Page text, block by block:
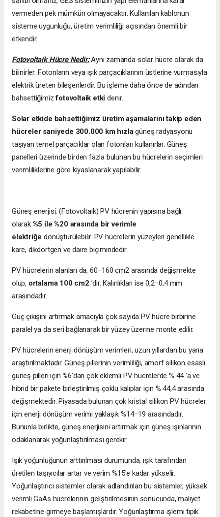
vermeden pek mümkün olmayacaktır. Kullanılan kablonun
sisteme uygunluğu, üretim verimliliği açısından önemli bir
etkendir.
Fotovoltaik Hücre Nedir:Aynı zamanda solar hücre olarak da
bilinirler. Fotonların veya ışık parçacıklarının üstlerine vurmasıyla
elektrik üreten bileşenlerdir. Bu işleme daha önce de adından
bahsettiğimizfotovoltaik etkidenir.
Solar etkide bahsettiğimiz üretim aşamalarını takip eden
hücreler saniyede 300.000 km hızlagüneş radyasyonu
taşıyan temel parçacıklar olan fotonları kullanırlar. Güneş
panelleri üzerinde birden fazla bulunan bu hücrelerin seçimleri
verimliliklerine göre kıyaslanarak yapılabilir.
Güneş enerjisi, (Fotovoltaik) PV hücrenin yapısına bağlı
olarak %5 ile %20 arasında bir verimle
elektriğedönüştürülebilir. PV hücrelerin yüzeyleri genellikle
kare, dikdörtgen ve daire biçimindedir.
PV hücrelerin alanları da, 60−160 cm2 arasında değişmekte
olup, ortalama 100 cm2 ’dir. Kalınlıkları ise 0,2−0,4 mm
arasındadır.
Güç çıkışını artırmak amacıyla çok sayıda PV hücre birbirine
paralel ya da seri bağlanarak bir yüzey üzerine monte edilir.
PV hücrelerin enerji dönüşüm verimleri, uzun yıllardan bu yana
araştırılmaktadır. Güneş pillerinin verimliliği, amorf silikon esaslı
güneş pilleri için %6'dan çok eklemli PV hücrelerde % 44 'a ve
hibrid bir pakete birleştirilmiş çoklu kalıplar için % 44,4 arasında
değişmektedir. Piyasada bulunan çok kristal silikon PV hücreler
için enerji dönüşüm verimi yaklaşık %14−19 arasındadır.
Bununla birlikte, güneş enerjisini artırmak için güneş ışınlarının
odaklanarak yoğunlaştırılması gerekir.
Işık yoğunluğunun arttırılması durumunda, ışık tarafından
üretilen taşıyıcılar artar ve verim %15'e kadar yükselir.
Yoğunlaştırıcı sistemler olarak adlandırılan bu sistemler, yüksek
verimli GaAs hücrelerinin geliştirilmesinin sonucunda, maliyet
rekabetine girmeye başlamışlardır. Yoğunlaştırma işlemi tipik